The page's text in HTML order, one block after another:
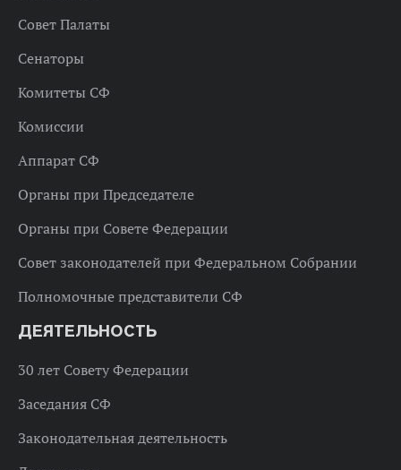
Совет Палаты
Сенаторы
Комитеты СФ
Комиссии
Аппарат СФ
Органы при Председателе
Органы при Совете Федерации
Совет законодателей при Федеральном Собрании
Полномочные представители СФ
ДЕЯТЕЛЬНОСТЬ
30 лет Совету Федерации
Заседания СФ
Законодательная деятельность